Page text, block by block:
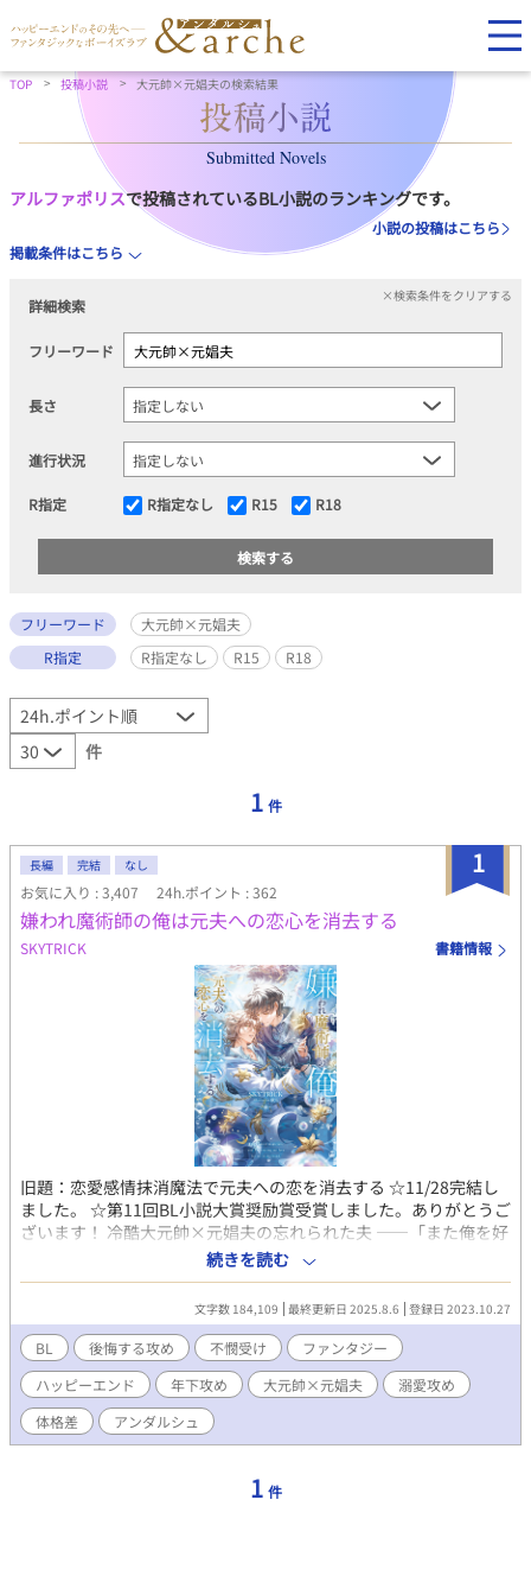
TOP 投稿小説 大元帥×元娼夫の検索結果
Submitted Novels
アルファポリスで投稿されているBL小説のランキングです。
小説の投稿はこちら
掲載条件はこちら
詳細検索
×検索条件をクリアする
フリーワード
長さ
進行状況
R指定 R指定なし R15 R18
フリーワード
大元帥×元娼夫
R指定
R指定なし R15 R18
件
1 件
1
長編 完結 なし
お気に入り : 3,407 24h.ポイント : 362
嫌われ魔術師の俺は元夫への恋心を消去する
SKYTRICK 書籍情報
旧題：恋愛感情抹消魔法で元夫への恋を消去する ☆11/28完結し
ました。 ☆第11回BL小説大賞奨励賞受賞しました。ありがとうご
ざいます！ 冷酷大元帥×元娼夫の忘れられた夫 ——「また俺を好
きになるって言ったのに、嘘つき」 元娼夫で現魔術師であるエデ
ィことサラは五年ぶりに祖国・ファルンに帰国した。しかし暫し
の帰郷を味わう間も無く、直後、ファルン王国軍の大元帥である
ロイ・オークランスの使者が元帥命令を掲げてサラの元へやって
くる。 ロイ・オークランスの名を知らぬ者は世界でもそうそうい
ない。魔族の血を引くロイは人間から畏怖を大いに集めながら
も、大将として国防戦争に打ち勝ち、たった二十九歳で大元帥と
して全軍のトップに立っている。 その元帥命令の内容というの
は、五年前に最愛の妻を亡くしたロイを、魔族への本能的な恐怖
ネ・オークランスを亡くし、悲しみに苛まれている。あまりの辛
さで『奥様』に関する記憶すら忘却してしまったらしい。半ば強
続きを読む
文字数 184,109 最終更新日 2025.8.6 登録日 2023.10.27
BL 後悔する攻め 不憫受け
ファンタジー
ハッピーエンド
年下攻め 大元帥×元娼夫
溺愛攻め
体格差
アンダルシュ
1 件